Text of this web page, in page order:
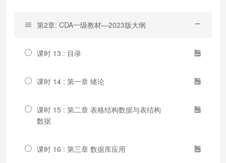
第2章: CDA一级教材—2023版大纲
课时 13 : 目录
课时 14 : 第一章 绪论
课时 15 : 第二章 表格结构数据与表结构
数据
课时 16 : 第三章 数据库应用